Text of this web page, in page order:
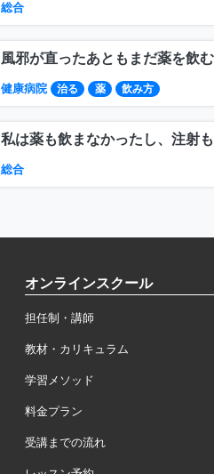
総合
風邪が直ったあともまだ薬を飲
健康病院 治る 薬 飲み方
私は薬も飲まなかったし、注射も
総合
オンラインスクール
担任制・講師
教材・カリキュラム
学習メソッド
料金プラン
受講までの流れ